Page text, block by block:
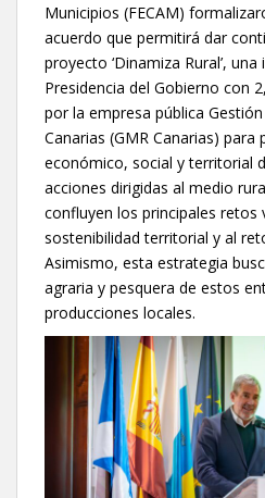
Municipios (FECAM)
acuerdo que permitirá dar
proyecto ‘Dinamiza Rural’,
Presidencia del Gobierno con
por la empresa pública
Canarias (GMR Canarias)
económico, social y territorial
acciones dirigidas al medio
confluyen los principales retos
sostenibilidad territorial y al
Asimismo, esta estrategia
agraria y pesquera de estos
producciones locales.